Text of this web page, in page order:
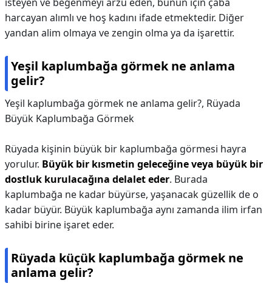
harcayan alımlı ve hoş kadını ifade etmektedir. Diğer
yandan alim olmaya ve zengin olma ya da işarettir.
Yeşil kaplumbağa görmek ne anlama
gelir?
Yeşil kaplumbağa görmek ne anlama gelir?, Rüyada
Büyük Kaplumbağa Görmek
Rüyada kişinin büyük bir kaplumbağa görmesi hayra
yorulur. Büyük bir kısmetin geleceğine veya büyük bir
dostluk kurulacağına delalet eder. Burada
kaplumbağa ne kadar büyürse, yaşanacak güzellik de o
kadar büyür. Büyük kaplumbağa aynı zamanda ilim irfan
sahibi birine işaret eder.
Rüyada küçük kaplumbağa görmek ne
anlama gelir?